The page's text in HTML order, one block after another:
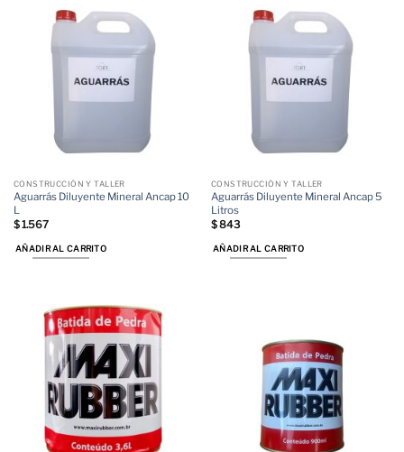
CONSTRUCCIÓN Y TALLER
Aguarrás Diluyente Mineral Ancap 10
L
$1.567
AÑADIR AL CARRITO
CONSTRUCCIÓN Y TALLER
Aguarrás Diluyente Mineral Ancap 5
Litros
$843
AÑADIR AL CARRITO